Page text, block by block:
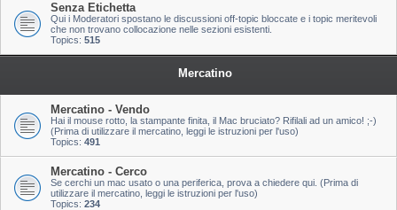
Senza Etichetta
Qui i Moderatori spostano le discussioni off-topic bloccate e i topic meritevoli
che non trovano collocazione nelle sezioni esistenti.
Topics: 515
Mercatino
Mercatino - Vendo
Hai il mouse rotto, la stampante finita, il Mac bruciato? Rifilali ad un amico! ;-)
(Prima di utilizzare il mercatino, leggi le istruzioni per l'uso)
Topics: 491
Mercatino - Cerco
Se cerchi un mac usato o una periferica, prova a chiedere qui. (Prima di
utilizzare il mercatino, leggi le istruzioni per l'uso)
Topics: 234